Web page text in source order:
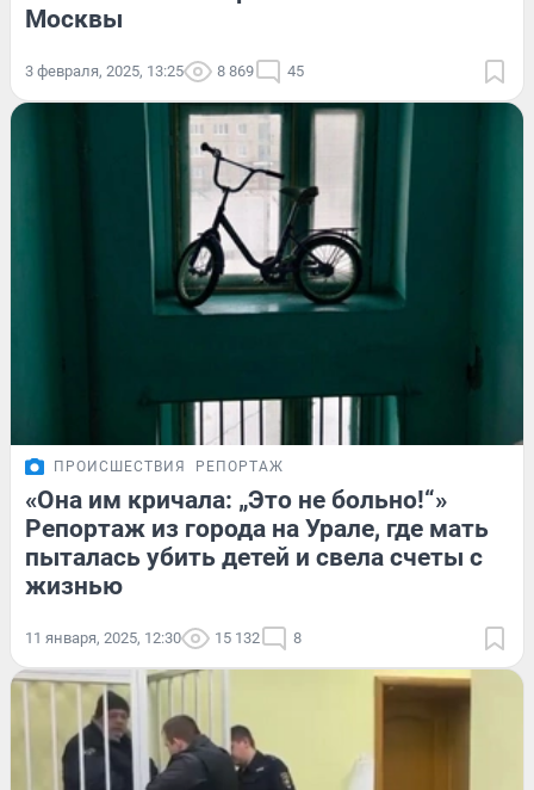
Москвы
3 февраля, 2025, 13:25 8 869 45
ПРОИСШЕСТВИЯ РЕПОРТАЖ
«Она им кричала: „Это не больно!“»
Репортаж из города на Урале, где мать
пыталась убить детей и свела счеты с
жизнью
11 января, 2025, 12:30 15 132 8